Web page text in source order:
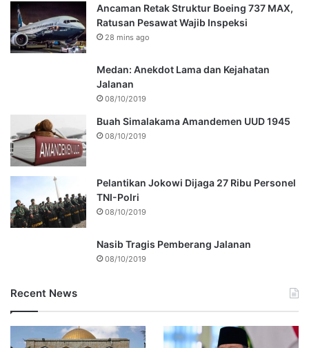
Ancaman Retak Struktur Boeing 737 MAX,
Ratusan Pesawat Wajib Inspeksi
28 mins ago
Medan: Anekdot Lama dan Kejahatan
Jalanan
08/10/2019
Buah Simalakama Amandemen UUD 1945
08/10/2019
Pelantikan Jokowi Dijaga 27 Ribu Personel
TNI-Polri
08/10/2019
Nasib Tragis Pemberang Jalanan
08/10/2019
Recent News